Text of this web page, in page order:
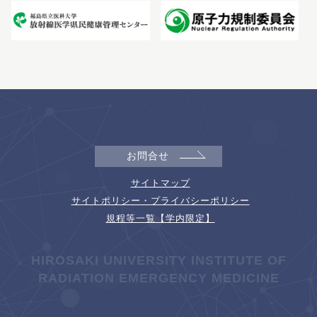
お問合せ
サイトマップ
サイトポリシー・プライバシーポリシー
規程等一覧【学内限定】
HIROSAKI UNIVERSITY INSTITUTE OF
RADIATION EMERGENCY MEDICINE